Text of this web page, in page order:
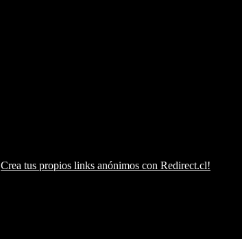
Crea tus propios links anónimos con Redirect.cl!